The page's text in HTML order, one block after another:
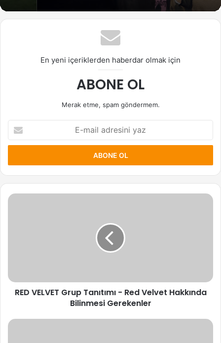
En yeni içeriklerden haberdar olmak için
ABONE OL
Merak etme, spam göndermem.
mail
adresini
RED
Bilinmesi
Gerekenler
RED VELVET Grup Tanıtımı - Red Velvet Hakkında
Bilinmesi Gerekenler
Wonho